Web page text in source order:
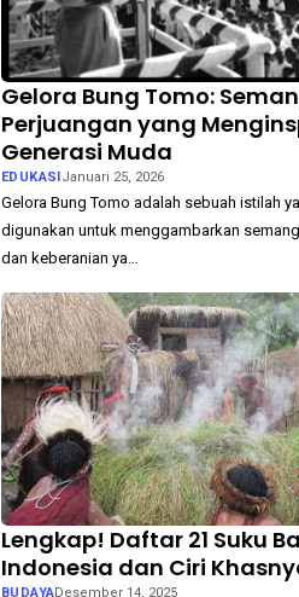
Gelora Bung Tomo:
Perjuangan yang
Generasi Muda
EDUKASI Januari 25, 2026
Gelora Bung Tomo adalah sebuah istilah
digunakan untuk menggambarkan
dan keberanian ya…
Lengkap! Daftar 21 Suku
Indonesia dan Ciri
BUDAYADesember 14, 2025